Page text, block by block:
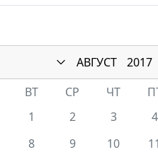
АВГУСТ
2017
ВТ СР ЧТ
1
2 3 4
8 9 10 11